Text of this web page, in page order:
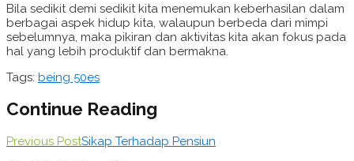
Bila sedikit demi sedikit kita menemukan keberhasilan dalam
berbagai aspek hidup kita, walaupun berbeda dari mimpi
sebelumnya, maka pikiran dan aktivitas kita akan fokus pada
hal yang lebih produktif dan bermakna.
Tags: being 50es
Continue Reading
Previous PostSikap Terhadap Pensiun